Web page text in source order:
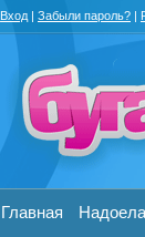
Вход | Забыли пароль? |
Главная